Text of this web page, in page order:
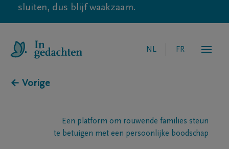
sluiten, dus blijf waakzaam.
NL FR
← Vorige
Een platform om rouwende families steun
te betuigen met een persoonlijke boodschap